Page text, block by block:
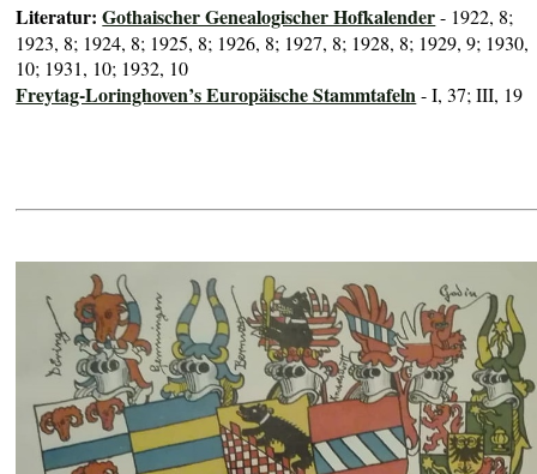
Literatur:Gothaischer Genealogischer Hofkalender- 1922, 8;
1923, 8; 1924, 8; 1925, 8; 1926, 8; 1927, 8; 1928, 8; 1929, 9; 1930,
10; 1931, 10; 1932, 10
Freytag-Loringhoven’s Europäische Stammtafeln - I, 37; III, 19